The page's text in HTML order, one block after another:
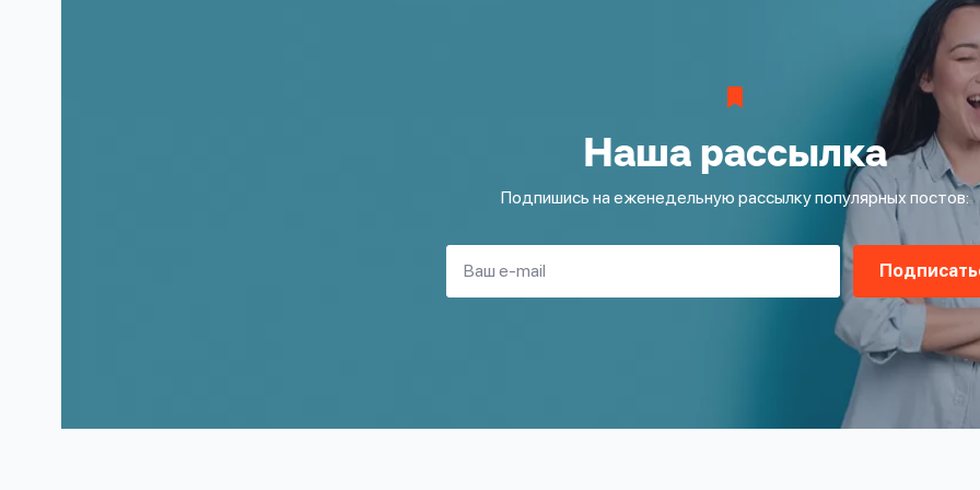
Наша рассылка
Подпишись на еженедельную рассылку популярных постов: